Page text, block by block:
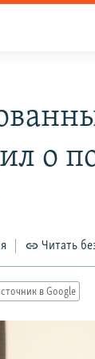
о
Читать
в Google